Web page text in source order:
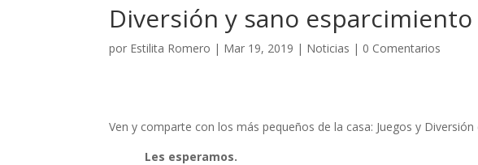
Diversión y sano
por Estilita Romero | Mar 19, 2019 | Noticias | 0 Comentarios
Ven y comparte con los más pequeños de la casa: Juegos y Diversión
Les esperamos.